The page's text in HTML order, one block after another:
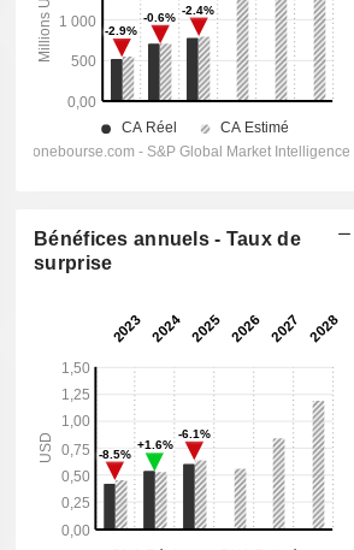
Bénéfices annuels - Taux de
surprise